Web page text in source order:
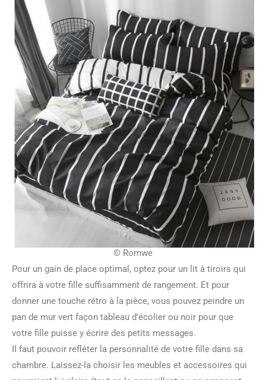
© Romwe
Pour un gain de place optimal, optez pour un lit à tiroirs qui
offrira à votre fille suffisamment de rangement. Et pour
donner une touche rétro à la pièce, vous pouvez peindre un
pan de mur vert façon tableau d’écolier ou noir pour que
votre fille puisse y écrire des petits messages.
Il faut pouvoir refléter la personnalité de votre fille dans sa
chambre. Laissez-la choisir les meubles et accessoires qui